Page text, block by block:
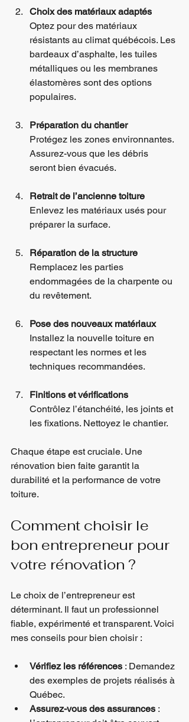
Choix des matériaux adaptés
Optez pour des matériaux
résistants au climat québécois. Les
bardeaux d’asphalte, les tuiles
métalliques ou les membranes
élastomères sont des options
populaires.
Préparation du chantier
Protégez les zones environnantes.
Assurez-vous que les débris
seront bien évacués.
Retrait de l’ancienne toiture
Enlevez les matériaux usés pour
préparer la surface.
Réparation de la structure
Remplacez les parties
endommagées de la charpente ou
du revêtement.
Pose des nouveaux matériaux
Installez la nouvelle toiture en
respectant les normes et les
techniques recommandées.
Finitions et vérifications
Contrôlez l’étanchéité, les joints et
les fixations. Nettoyez le chantier.
Chaque étape est cruciale. Une
rénovation bien faite garantit la
durabilité et la performance de votre
toiture.
Comment choisir le
bon entrepreneur pour
votre rénovation ?
Le choix de l’entrepreneur est
déterminant. Il faut un professionnel
fiable, expérimenté et transparent. Voici
mes conseils pour bien choisir :
Vérifiez les références : Demandez
des exemples de projets réalisés à
Québec.
Assurez-vous des assurances :